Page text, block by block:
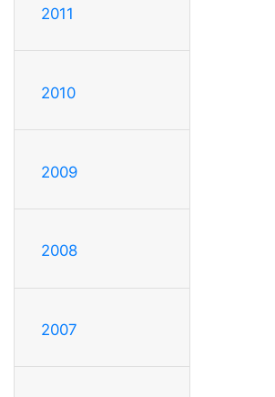
2011
2010
2009
2008
2007